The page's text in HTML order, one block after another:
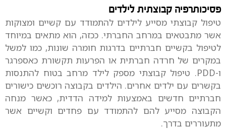
פסיכותרפיה קבוצתית לילדים
טיפול קבוצתי מסייע לילדים להתמודד עם קשיים ומצוקות
אשר מתבטאים במרחב החברתי. ככזה, הוא מתאים במיוחד
לטיפול בקשיים חברתיים בדרגות חומרה שונות, כמו למשל
במקרים של חרדה חברתית או הפרעות תקשורת כאספרגר
ו-PDD. טיפול קבוצתי מספק לילד מרחב בטוח להתנסות
בקשרים עם ילדים אחרים. הילדים בקבוצה רוכשים כישורים
חברתיים חדשים באמצעות למידה הדדית, כאשר מנחה
הקבוצה מסייע להם להתמודד עם פחדים וקשיים אשר
מתעוררים בדרך.